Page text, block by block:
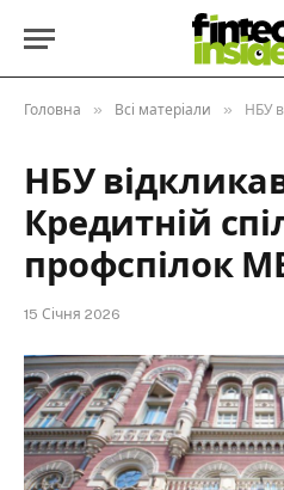
Головна » Всі матеріали » НБУ
НБУ
Кредитній
профспілок
15 Січня 2026